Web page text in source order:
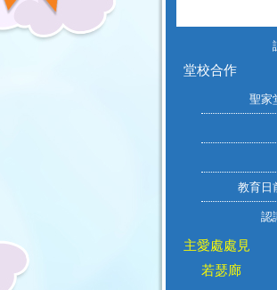
堂校合作
聖家
教育日
認
主愛處處見
若瑟廊